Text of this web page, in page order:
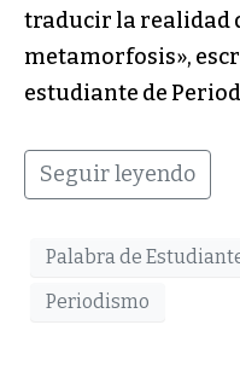
traducir la realidad
metamorfosis»,
estudiante de
Seguir leyendo
Palabra de
Periodismo